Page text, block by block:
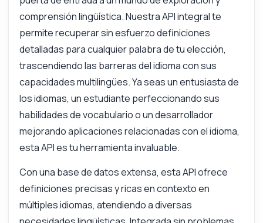
comprensión lingüística. Nuestra API integral te
permite recuperar sin esfuerzo definiciones
detalladas para cualquier palabra de tu elección,
trascendiendo las barreras del idioma con sus
capacidades multilingües. Ya seas un entusiasta de
los idiomas, un estudiante perfeccionando sus
habilidades de vocabulario o un desarrollador
mejorando aplicaciones relacionadas con el idioma,
esta API es tu herramienta invaluable.
Con una base de datos extensa, esta API ofrece
definiciones precisas y ricas en contexto en
múltiples idiomas, atendiendo a diversas
Pregunta lo que quieras
Respuestas sobre Definición de palabra API